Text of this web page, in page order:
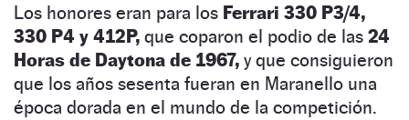
Los honores eran para los Ferrari 330 P3/4,
330 P4 y 412P, que coparon el podio de las 24
Horas de Daytona de 1967, y que consiguieron
que los años sesenta fueran en Maranello una
época dorada en el mundo de la competición.